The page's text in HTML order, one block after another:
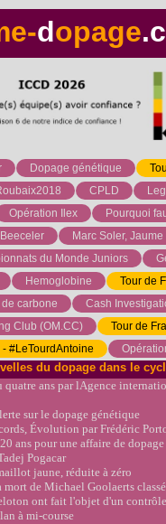
dopage
Dopage génétique
CPLD
Opération Ilex
Pourquoi
Marc Soler,
du Monde Juniors
Hemoglobine Tour de
carbone
Cash
Club (OM.CC)
Tour de
#LeTourdAntoine
du dopage dans le
ans par lAgence
sur le dopage génétique
Évolution par Frédéric
ans pour une affaire de dopage
Pogacar
jaune, réduite à zéro
de Michael Goolaerts
ont fait l'objet d'un
à mi-course